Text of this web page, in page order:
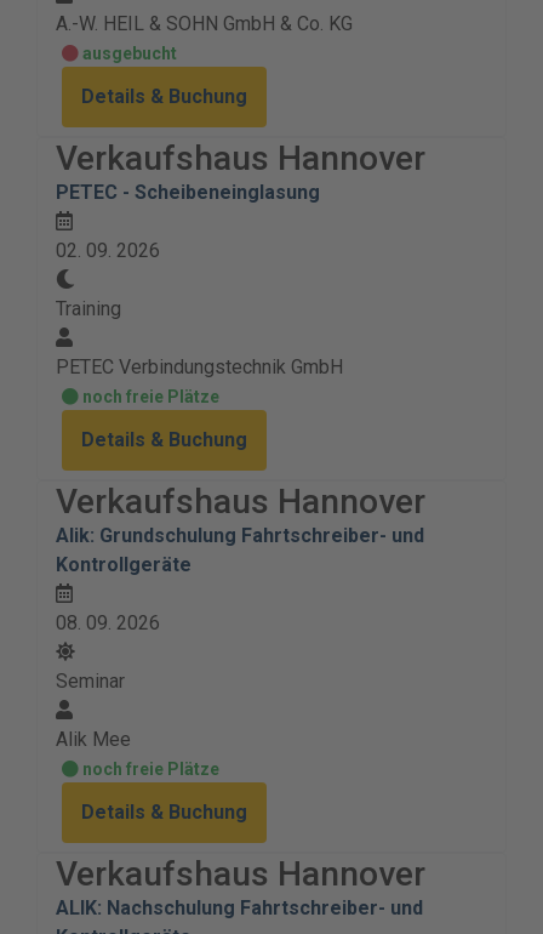
A.-W. HEIL & SOHN GmbH & Co. KG
ausgebucht
Details & Buchung
Verkaufshaus Hannover
PETEC - Scheibeneinglasung
02. 09. 2026
Training
PETEC Verbindungstechnik GmbH
noch freie Plätze
Details & Buchung
Verkaufshaus Hannover
Alik: Grundschulung Fahrtschreiber- und
Kontrollgeräte
08. 09. 2026
Seminar
Alik Mee
noch freie Plätze
Details & Buchung
Verkaufshaus Hannover
ALIK: Nachschulung Fahrtschreiber- und